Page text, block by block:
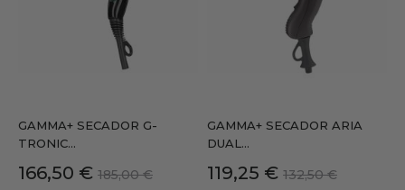
GAMMA+ SECADOR G-
TRONIC...
Precio
166,50 € Precio
185,00 €
GAMMA+ SECADOR ARIA
DUAL...
Precio
119,25 € Precio
132,50 €